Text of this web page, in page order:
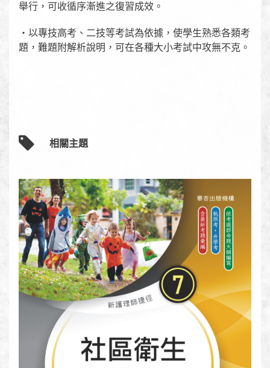
舉行，可收循序漸進之復習成效。
‧以專技高考、二技等考試為依據，使學生熟悉各類考
題，難題附解析說明，可在各種大小考試中攻無不克。
相關主題